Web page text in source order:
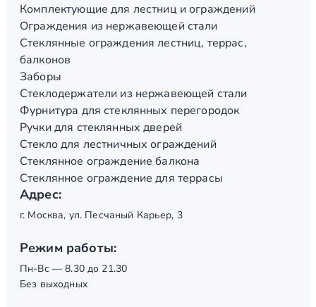
Комплектующие для лестниц и ограждений
Ограждения из нержавеющей стали
Стеклянные ограждения лестниц, террас,
балконов
Заборы
Стеклодержатели из нержавеющей стали
Фурнитура для стеклянных перегородок
Ручки для стеклянных дверей
Стекло для лестничных ограждений
Стеклянное ограждение балкона
Стеклянное ограждение для террасы
Адрес:
г. Москва, ул. Песчаный Карьер, 3
Режим работы:
Пн-Вс — 8.30 до 21.30
Без выходных